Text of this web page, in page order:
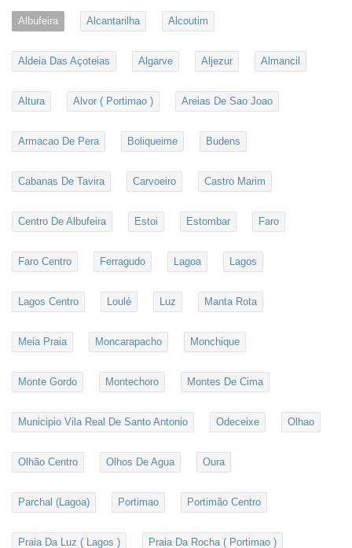
Albufeira Alcantarilha Alcoutim
Aldeia Das Açoteias Algarve Aljezur Almancil
Altura Alvor ( Portimao ) Areias De Sao Joao
Armacao De Pera Boliqueime Budens
Cabanas De Tavira Carvoeiro Castro Marim
Centro De Albufeira Estoi Estombar Faro
Faro Centro Ferragudo Lagoa Lagos
Lagos Centro Loulé Luz Manta Rota
Meia Praia Moncarapacho Monchique
Monte Gordo Montechoro Montes De Cima
Municipio Vila Real De Santo Antonio Odeceixe Olhao
Olhão Centro Olhos De Agua Oura
Parchal (Lagoa) Portimao Portimão Centro
Praia Da Luz ( Lagos ) Praia Da Rocha ( Portimao )